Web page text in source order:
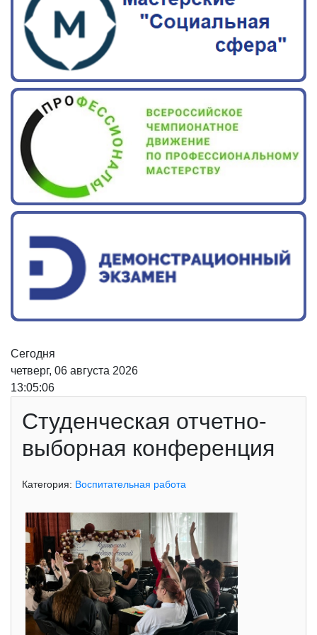
Сегодня
четверг, 06 августа 2026
13:05:06
Студенческая отчетно-
выборная конференция
Категория: Воспитательная работа